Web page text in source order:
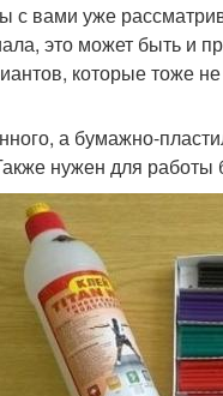
Поделки из овощей
Поделки ко дню
Необычные поделки
Поделки для мам
вами уже
это может быть
которые тоже
а бумажно-
нужен для работы